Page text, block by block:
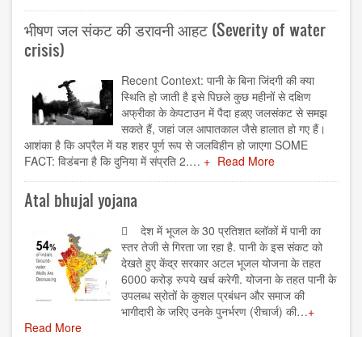
भीषण जल संकट की डरावनी आहट (Severity of water
crisis)
Recent Context: पानी के बिना जिंदगी की क्या
स्थिति हो जाती है इसे पिछले कुछ महीनों से दक्षिण
अफ्रीका के केपटाउन में पैदा हळ्ए जलसंकट से समझ
सकते हैं, जहां जल आपातकाल जैसे हालात हो गए हैं।
आशंका है कि अप्रैल में यह शहर पूर्ण रूप से जलविहीन हो जाएगा SOME
FACT: विडंबना है कि दुनिया में संप्रति 2.…
Read More
Atal bhujal yojana
 देश में भूजल के 30 प्रतिशत ब्लॉकों में पानी का
स्तर तेजी से गिरता जा रहा है. पानी के इस संकट को
देखते हुए केंद्र सरकार अटल भूजल योजना के तहत
6000 करोड़ रुपये खर्च करेगी. योजना के तहत पानी के
उपलब्ध स्रोतों के कुशल प्रबंधन और समाज की
भागीदारी के जरिए उनके पुनर्भरण (रीचार्ज) की…
Read More